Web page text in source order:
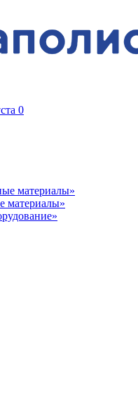
0
материалы»
материалы»